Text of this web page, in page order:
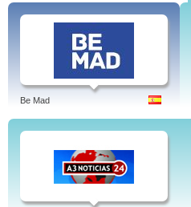
Be Mad